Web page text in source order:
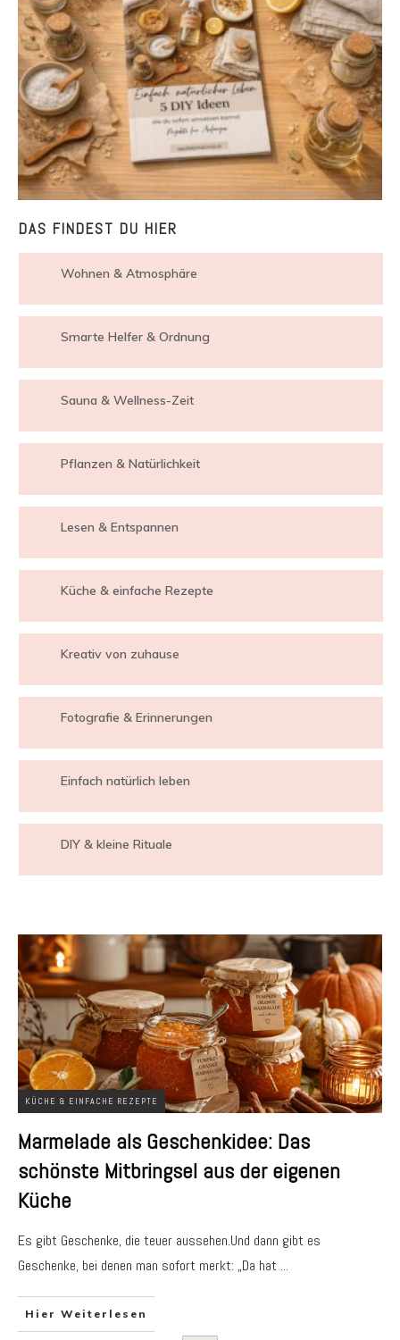
KÜCHE & EINFACHE REZEPTE
Marmelade als Geschenkidee: Das
schönste Mitbringsel aus der eigenen
Küche
Es gibt Geschenke, die teuer aussehen.Und dann gibt es
Geschenke, bei denen man sofort merkt: „Da hat ...
Hier Weiterlesen
DAS FINDEST DU HIER
Wohnen & Atmosphäre
Smarte Helfer & Ordnung
Sauna & Wellness-Zeit
Pflanzen & Natürlichkeit
Lesen & Entspannen
Küche & einfache Rezepte
Kreativ von zuhause
Fotografie & Erinnerungen
Einfach natürlich leben
DIY & kleine Rituale